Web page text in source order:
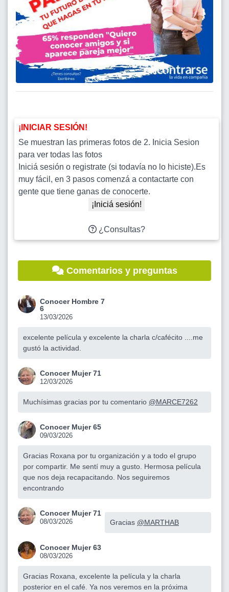
¡INICIAR SESIÓN!
Se muestran las primeras fotos de 2. Inicia Sesion
para ver todas las fotos
Iniciá sesión o registrate (si todavía no lo hiciste).Es
muy fácil, en 3 pasos comenzá a contactarte con
gente que tiene ganas de conocerte.
¡Iniciá sesión!
¿Consultas?
Comentarios y preguntas
Conocer Hombre 7
6
13/03/2026
excelente película y excelente la charla c/cafécito ....me
gustó la actividad.
Conocer Mujer 71
12/03/2026
Muchísimas gracias por tu comentario @MARCE7262
Conocer Mujer 65
09/03/2026
Gracias Roxana por tu organización y a todo el grupo
por compartir. Me sentí muy a gusto. Hermosa película
que nos deja recapacitando. Nos seguiremos
encontrando
Conocer Mujer 71
08/03/2026 Gracias @MARTHAB
Conocer Mujer 63
08/03/2026
Gracias Roxana, excelente la película y la charla
posterior en el café. Ya nos veremos en la próxima